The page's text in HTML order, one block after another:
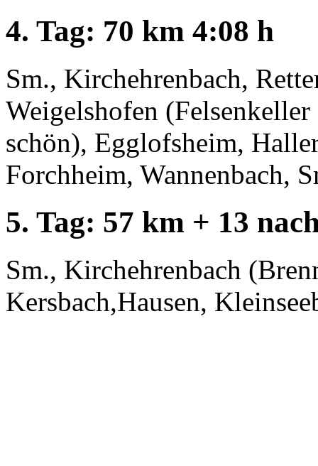
4. Tag: 70 km 4:08 h
Sm., Kirchehrenbach,
Weigelshofen
schön), Egglofsheim,
Forchheim, Wannenbach,
5. Tag: 57 km + 13
Sm., Kirchehrenbach
Kersbach,Hausen,